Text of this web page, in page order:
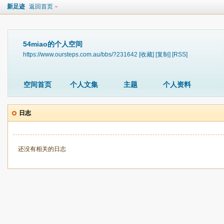
新足迹 返回首页
54miao的个人空间
https://www.oursteps.com.au/bbs/?231642 [收藏] [复制] [RSS]
空间首页 个人文集 主题 个人资料
日志
还没有相关的日志